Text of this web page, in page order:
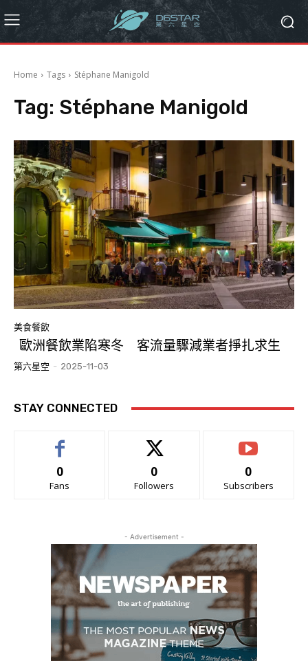
Home Tags Stéphane Manigold
Tag: Stéphane Manigold
美食餐飲
歐洲餐飲業陷寒冬 客流量驟減業者掙扎求生
第六星空 - 2025-11-03
STAY CONNECTED
0
Fans
0
Followers
0
Subscribers
- Advertisement -